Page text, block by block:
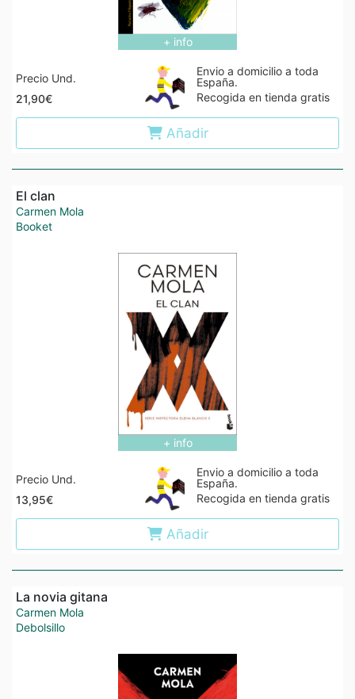
+ info
Precio Und.
21,90€
Envio a domicilio a toda
España.
Recogida en tienda gratis
Añadir
El clan
Carmen Mola
Booket
+ info
Precio Und.
13,95€
Envio a domicilio a toda
España.
Recogida en tienda gratis
Añadir
La novia gitana
Carmen Mola
Debolsillo